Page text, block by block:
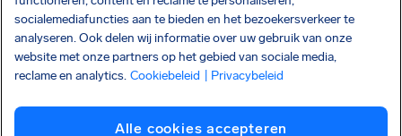
DOWNLOAD ONZE GRATIS APP
Privacybeleid Cookies Afdrukken
socialemediafuncties aan te bieden en het bezoekersverkeer te
analyseren. Ook delen wij informatie over uw gebruik van onze
website met onze partners op het gebied van sociale media,
reclame en analytics. Cookiebeleid | Privacybeleid
Alle cookies accepteren